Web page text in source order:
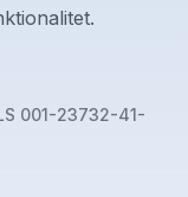
001-23732-41-